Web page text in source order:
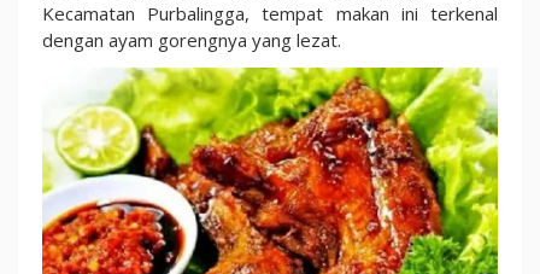
Kecamatan Purbalingga, tempat makan ini terkenal
dengan ayam gorengnya yang lezat.